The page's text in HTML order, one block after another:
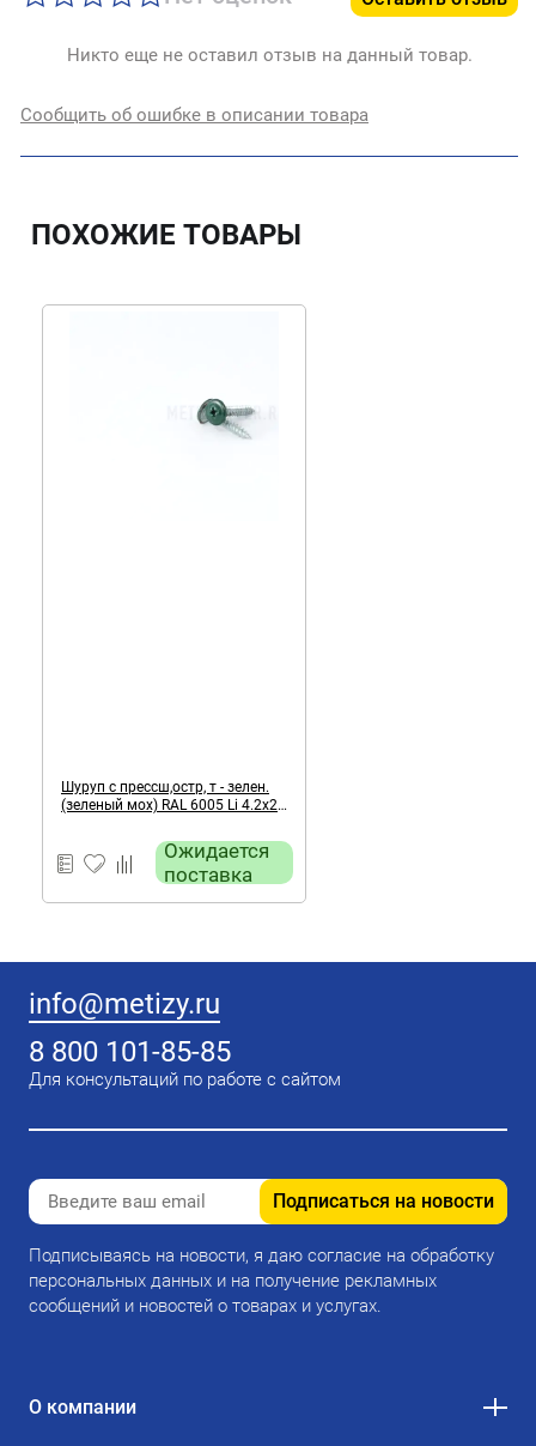
Никто еще не оставил отзыв на данный товар.
Сообщить об ошибке в описании товара
ПОХОЖИЕ ТОВАРЫ
Шуруп с прессш,остр, т - зелен.
(зеленый мох) RAL 6005 Li 4.2х25
Ожидается
поставка
info@metizy.ru
8 800 101-85-85
Для консультаций по работе с сайтом
Подписаться на новости
Подписываясь на новости, я даю согласие на обработку
персональных данных и на получение рекламных
сообщений и новостей о товарах и услугах.
О компании